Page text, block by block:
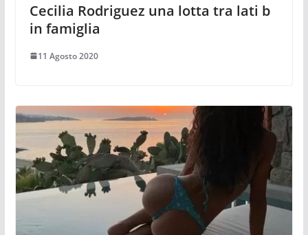
Cecilia Rodriguez una lotta tra lati b
in famiglia
11 Agosto 2020